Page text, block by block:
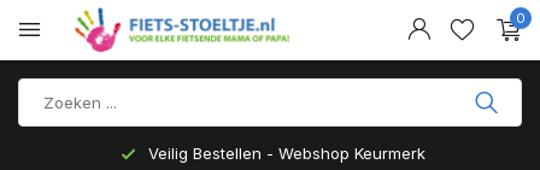
0
Veilig Bestellen - Webshop Keurmerk